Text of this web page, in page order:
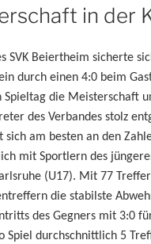
in der
SVK Beiertheim sicherte
durch einen 4:0 beim
die Meisterschaft
des Verbandes stolz
sich am besten an den
mit Sportlern des
(U17). Mit 77
die stabilste
des Gegners mit 3:0
Spiel durchschnittlich 5